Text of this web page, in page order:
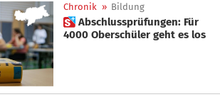
Chronik » Bildung
 Abschlussprüfungen: Für
4000 Oberschüler geht es los